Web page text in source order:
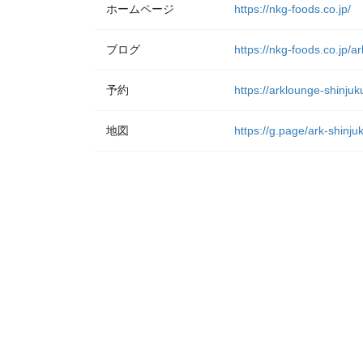
ホームページ https://nkg-foods.co.jp/
ブログ https://nkg-foods.co.jp/
予約 https://arklounge-
地図 https://g.page/ark-